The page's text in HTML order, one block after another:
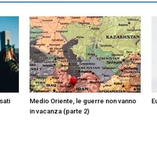
Medio Oriente, le guerre non vanno
in vacanza (parte 2)